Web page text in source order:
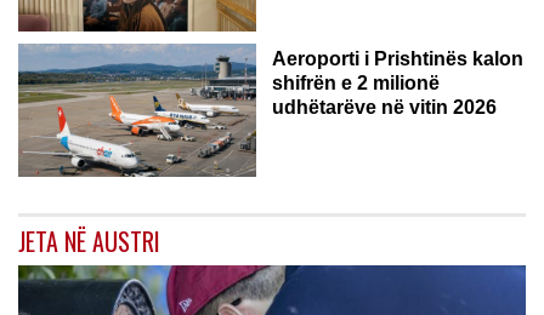
Aeroporti i Prishtinës kalon
shifrën e 2 milionë
udhëtarëve në vitin 2026
JETA NË AUSTRI